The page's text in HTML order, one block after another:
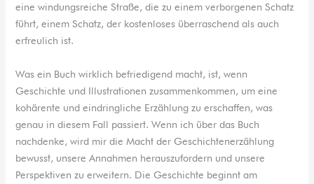
eine windungsreiche Straße, die zu einem verborgenen Schatz
führt, einem Schatz, der kostenloses überraschend als auch
erfreulich ist.
Was ein Buch wirklich befriedigend macht, ist, wenn
Geschichte und Illustrationen zusammenkommen, um eine
kohärente und eindringliche Erzählung zu erschaffen, was
genau in diesem Fall passiert. Wenn ich über das Buch
nachdenke, wird mir die Macht der Geschichtenerzählung
bewusst, unsere Annahmen herauszufordern und unsere
Perspektiven zu erweitern. Die Geschichte beginnt am